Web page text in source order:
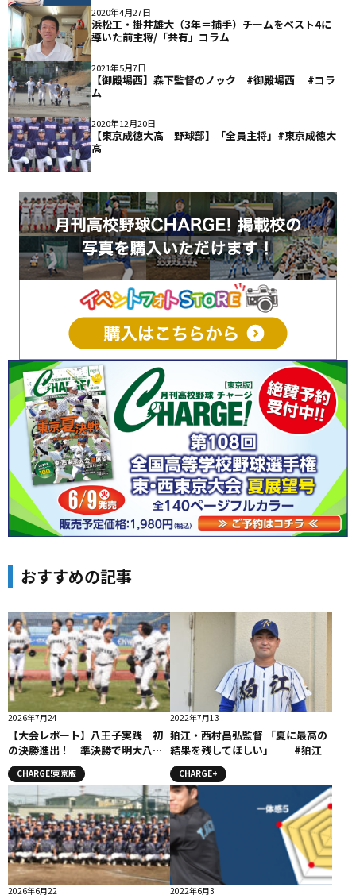
2020年4月27日
浜松工・掛井雄大（3年＝捕手）チームをベスト4に
導いた前主将/「共有」コラム
2021年5月7日
【御殿場西】森下監督のノック #御殿場西 #コラ
ム
2020年12月20日
【東京成徳大高 野球部】「全員主将」#東京成徳大
高
おすすめの記事
2026年7月24
【大会レポート】八王子実践 初
の決勝進出！ 準決勝で明大八王
子に４対２で勝利！
CHARGE!東京版
2022年7月13
狛江・西村昌弘監督 「夏に最高の
結果を残してほしい」 #狛江
CHARGE+
2026年6月22 2022年6月3